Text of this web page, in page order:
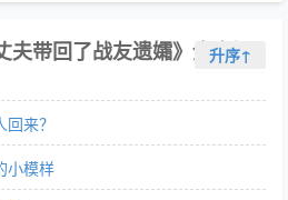
夫带回了战友遗孀》全文阅
升序↑
来？
小模样